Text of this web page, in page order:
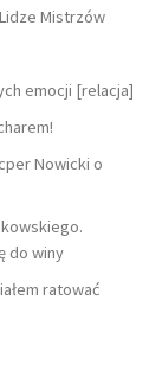
Mistrzów
emocji [relacja]
Nowicki o
do winy
ratować